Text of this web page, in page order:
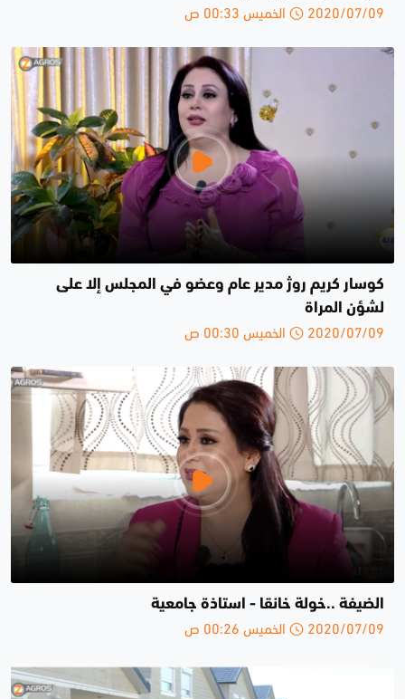
2020/07/09 الخميس 00:33 ص
كوسار كريم روژ مدير عام وعضو في المجلس إلا على
لشؤن المراة
2020/07/09 الخميس 00:30 ص
الضيفة ..خولة خانقا - استاذة جامعية
2020/07/09 الخميس 00:26 ص